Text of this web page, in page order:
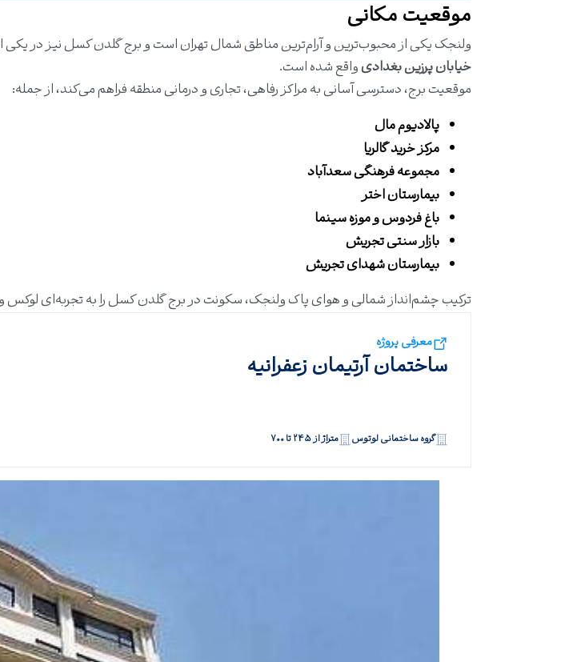
موقعیت مکانی
ولنجک یکی از محبوب‌ترین و آرام‌ترین مناطق شمال تهران است و برج گلدن کسل نیز در
خیابان پرزین بغدادیواقع شده است.
موقعیت برج، دسترسی آسانی به مراکز رفاهی، تجاری و درمانی منطقه فراهم می‌کند، از جمله:
پالادیوم مال
مرکز خرید گالریا
مجموعه فرهنگی سعدآباد
بیمارستان اختر
باغ فردوس و موزه سینما
بازار سنتی تجریش
بیمارستان شهدای تجریش
ترکیب چشم‌انداز شمالی و هوای پاک ولنجک، سکونت در برج گلدن کسل را به تجربه‌ای لوکس و
معرفی پروژه
ساختمان آرتیمان زعفرانیه
گروه ساختمانی لوتوس متراژ از ۲۴۵ تا ۷۰۰